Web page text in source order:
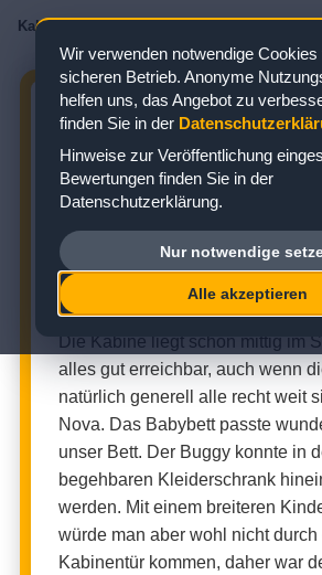
Kabinenbewertungen
AIDANOVA KABINE
BEWERTUNG ZUR
Zielgebiet: Nordeuropa
BALKONKABINE
Kabinenbewertung:★★★☆
Die Kabine liegt schön mittig im
alles gut erreichbar, auch wenn
natürlich generell alle recht weit
Nova. Das Babybett passte
unser Bett. Der Buggy konnte in
begehbaren Kleiderschrank
werden. Mit einem breiteren
würde man aber wohl nicht durch
Kabinentür kommen, daher war
Wir verwenden notwendige Cookies
sicheren Betrieb. Anonyme
helfen uns, das Angebot zu
finden Sie in der
Hinweise zur Veröffentlichung
Bewertungen finden Sie in der
Datenschutzerklärung.
Nur notwendige
Alle akzeptieren